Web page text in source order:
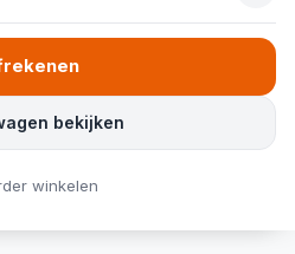
bekijken
winkelen